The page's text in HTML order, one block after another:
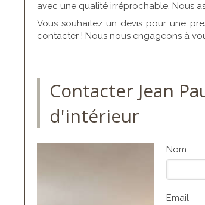
avec une qualité irréprochable. Nous
Vous souhaitez un devis pour une
contacter ! Nous nous engageons à
Contacter Jean
d'intérieur
Nom
Email